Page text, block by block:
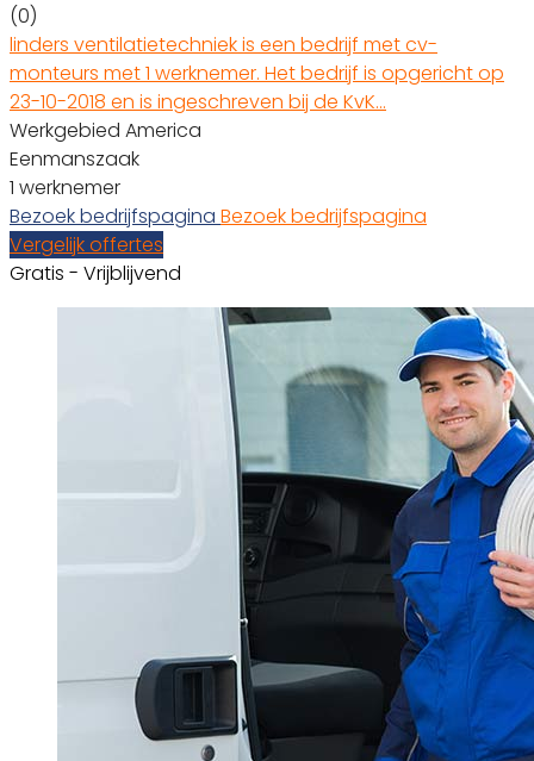
(0)
linders ventilatietechniek is een bedrijf met cv-
monteurs met 1 werknemer. Het bedrijf is opgericht op
23-10-2018 en is ingeschreven bij de KvK…
Werkgebied America
Eenmanszaak
1 werknemer
Bezoek bedrijfspagina Bezoek bedrijfspagina
Vergelijk offertes
Gratis - Vrijblijvend